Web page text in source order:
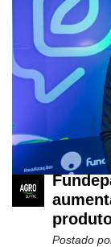
Postado